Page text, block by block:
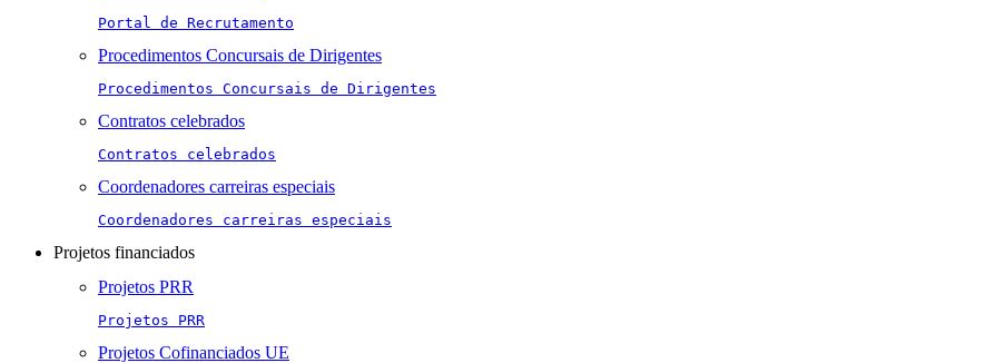
Portal de Recrutamento
Procedimentos Concursais de Dirigentes
Procedimentos Concursais de Dirigentes
Contratos celebrados
Contratos celebrados
Coordenadores carreiras especiais
Coordenadores carreiras especiais
Projetos financiados
Projetos PRR
Projetos PRR
Projetos Cofinanciados UE